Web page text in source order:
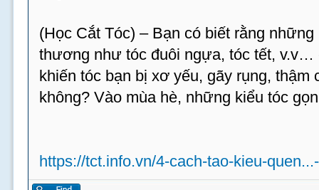
(Học Cắt Tóc) – Bạn có biết rằng
thương như tóc đuôi ngựa, tóc tết, v.v…
khiến tóc bạn bị xơ yếu, gãy rụng, thậm
không? Vào mùa hè, những kiểu tóc
https://tct.info.vn/4-cach-tao-kieu-